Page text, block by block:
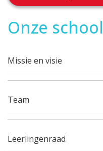
Onze school
Missie en visie
Team
Leerlingenraad